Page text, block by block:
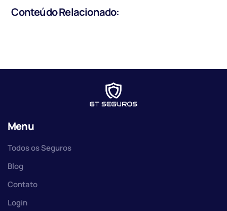
Conteúdo Relacionado:
Menu
Todos os Seguros
Blog
Contato
Login